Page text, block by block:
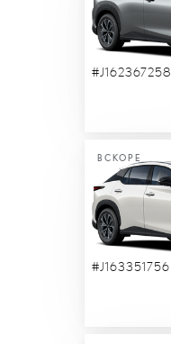
#J162367258
ВСКОРЕ
#J163351756